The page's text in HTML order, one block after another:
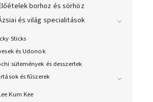
borhoz és sörhöz
és világ specialitások
Sticks
és Udonok
sütemények és desszertek
és fűszerek
Kum Kee